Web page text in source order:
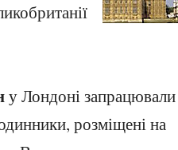
у Лондоні запрацювали
розміщені на